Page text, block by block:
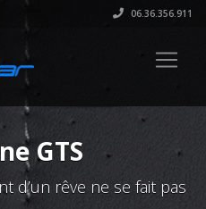
06.36.356.911
GTS
d’un rêve ne se fait pas